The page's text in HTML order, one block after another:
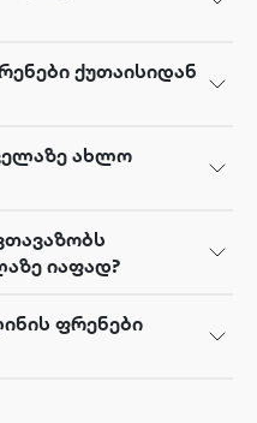
ქუთაისიდან
ახლო
იაფად?
ფრენები